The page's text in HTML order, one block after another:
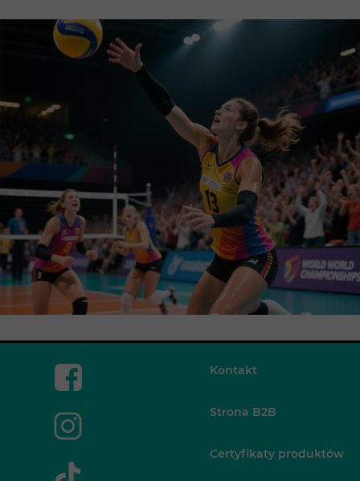
Kontakt
Strona B2B
Certyfikaty produktów